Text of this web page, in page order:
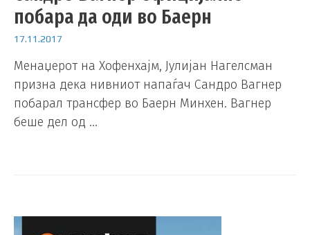
побара да оди во Баерн
17.11.2017
Менаџерот на Хофенхајм, Јулијан Нагелсман
призна дека нивниот напаѓач Сандро Вагнер
побарал трансфер во Баерн Минхен. Вагнер
беше дел од …